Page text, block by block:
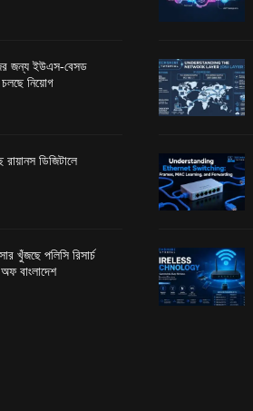
জন্য ইউএস-বেসড
নিয়োগ
ডিজিটালে
খুঁজছে পলিসি রিসার্চ
বাংলাদেশ